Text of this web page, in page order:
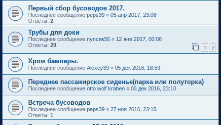
Первый сбор бусоводов 2017.
Последнее сообщение peps39 « 05 апр 2017, 23:08
Ответы: 2
Трубы для доки
Последнее сообщение пупсик56 « 12 янв 2017, 00:06
Ответы: 29 1 2
Хром бамперы.
Последнее сообщение Alexey39 « 05 дек 2016, 18:53
Переднее пассажирское сиденье(парка или полуторка)
Последнее сообщение otto wolf kraben « 03 дек 2016, 23:10
Встреча бусоводов
Последнее сообщение peps39 « 27 ноя 2016, 23:15
Ответы: 1